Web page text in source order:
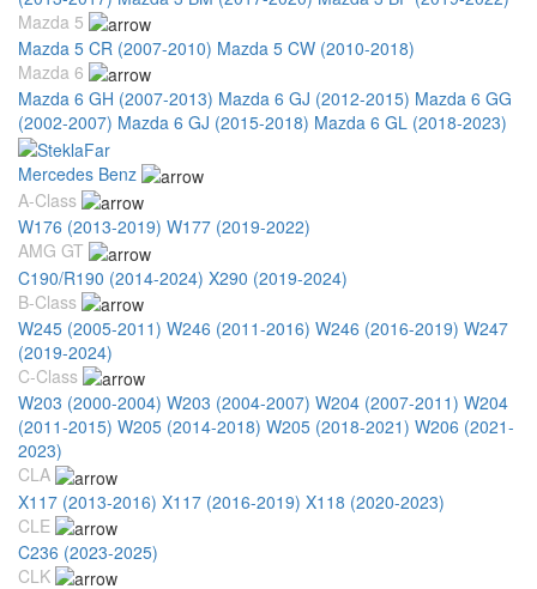
Mazda 5
Mazda 5 CR (2007-2010) Mazda 5 CW (2010-2018)
Mazda 6
Mazda 6 GH (2007-2013) Mazda 6 GJ (2012-2015) Mazda 6 GG
(2002-2007) Mazda 6 GJ (2015-2018) Mazda 6 GL (2018-2023)
Mercedes Benz
A-Class
W176 (2013-2019) W177 (2019-2022)
AMG GT
C190/R190 (2014-2024) X290 (2019-2024)
B-Class
W245 (2005-2011) W246 (2011-2016) W246 (2016-2019) W247
(2019-2024)
C-Class
W203 (2000-2004) W203 (2004-2007) W204 (2007-2011) W204
(2011-2015) W205 (2014-2018) W205 (2018-2021) W206 (2021-
2023)
CLA
X117 (2013-2016) X117 (2016-2019) X118 (2020-2023)
CLE
C236 (2023-2025)
CLK